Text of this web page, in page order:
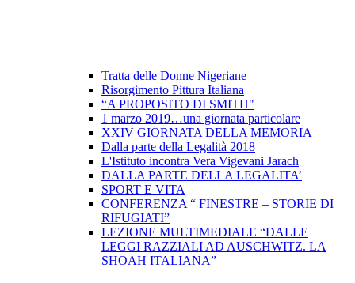
Tratta delle Donne Nigeriane
Risorgimento Pittura Italiana
“A PROPOSITO DI SMITH"
1 marzo 2019…una giornata particolare
XXIV GIORNATA DELLA MEMORIA
Dalla parte della Legalità 2018
L'Istituto incontra Vera Vigevani Jarach
DALLA PARTE DELLA LEGALITA’
SPORT E VITA
CONFERENZA “ FINESTRE – STORIE DI
RIFUGIATI”
LEZIONE MULTIMEDIALE “DALLE
LEGGI RAZZIALI AD AUSCHWITZ. LA
SHOAH ITALIANA”